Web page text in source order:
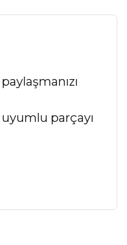
parçayı